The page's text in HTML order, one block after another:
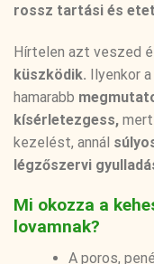
rossz tartási és
Hírtelen azt veszed
küszködik. Ilyenkor
hamarabb
kísérletezgess,
kezelést, annál
légzőszervi
Mi okozza a
lovamnak?
A poros,